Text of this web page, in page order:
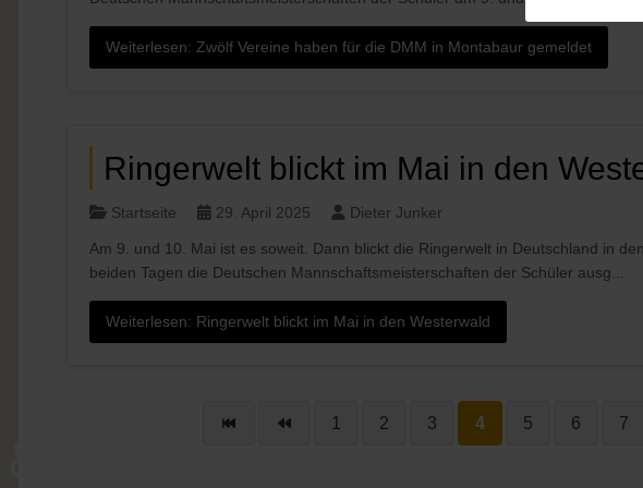
Weiterlesen: Zwölf Vereine haben für die DMM in Montabaur gemeldet
Ringerwelt blickt im Mai in den
Startseite 29. April 2025 Dieter Junker
Am 9. und 10. Mai ist es soweit. Dann blickt die Ringerwelt in Deutschland in
beiden Tagen die Deutschen Mannschaftsmeisterschaften der Schüler ausg...
Weiterlesen: Ringerwelt blickt im Mai in den Westerwald
1 2 3 4 5 6 7